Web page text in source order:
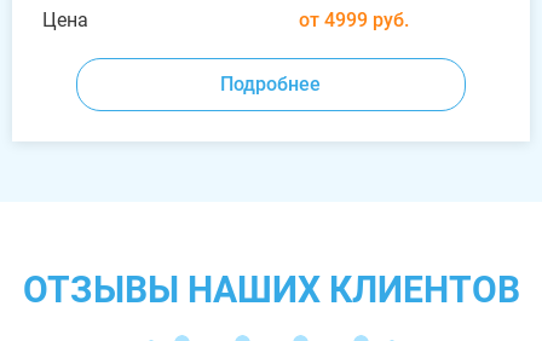
Цена
от 4999 руб.
Подробнее
ОТЗЫВЫ НАШИХ КЛИЕНТОВ